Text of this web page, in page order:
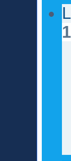
1